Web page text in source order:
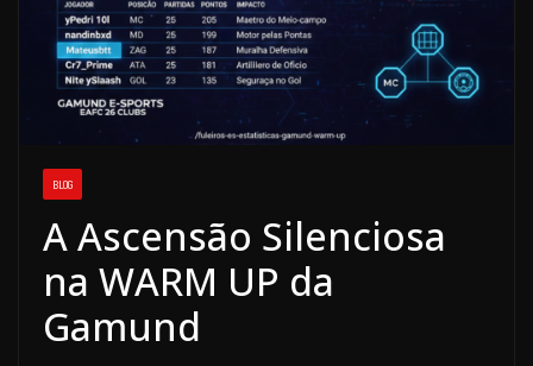
BLOG
A Ascensão Silenciosa
na WARM UP da
Gamund